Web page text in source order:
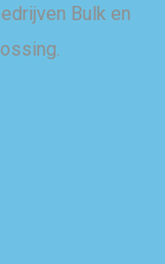
Bulk en